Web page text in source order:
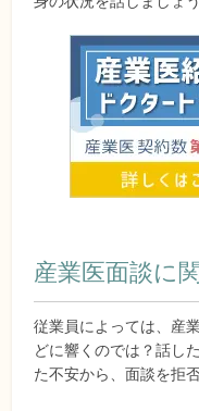
産業医面談に
従業員によっては、産
どに響くのでは？話し
た不安から、面談を拒